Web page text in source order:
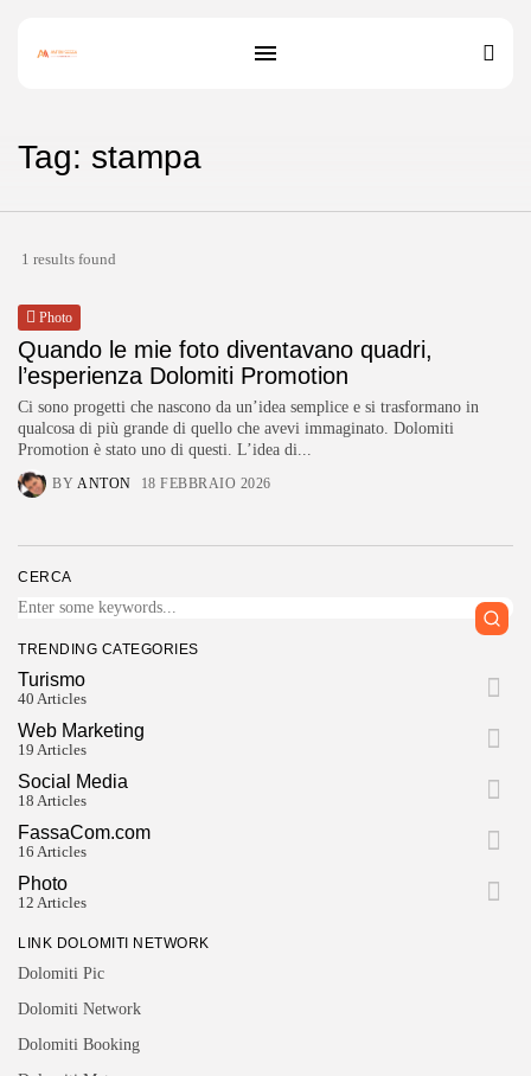
Tag: stampa
1 results found
Photo
Quando le mie foto diventavano quadri,
l’esperienza Dolomiti Promotion
Ci sono progetti che nascono da un’idea semplice e si trasformano in
qualcosa di più grande di quello che avevi immaginato. Dolomiti
Promotion è stato uno di questi. L’idea di...
BY ANTON 18 FEBBRAIO 2026
CERCA
TRENDING CATEGORIES
Turismo
40 Articles
Web Marketing
19 Articles
Social Media
18 Articles
FassaCom.com
16 Articles
Photo
12 Articles
LINK DOLOMITI NETWORK
Dolomiti Pic
Dolomiti Network
Dolomiti Booking